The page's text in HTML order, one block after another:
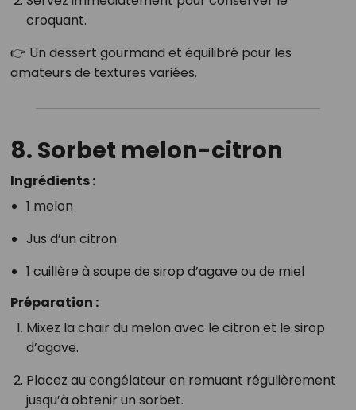
croquant.
👉 Un dessert gourmand et équilibré pour les
amateurs de textures variées.
8. Sorbet melon-citron
Ingrédients :
1 melon
Jus d’un citron
1 cuillère à soupe de sirop d’agave ou de miel
Préparation :
Mixez la chair du melon avec le citron et le sirop
d’agave.
Placez au congélateur en remuant régulièrement
jusqu’à obtenir un sorbet.